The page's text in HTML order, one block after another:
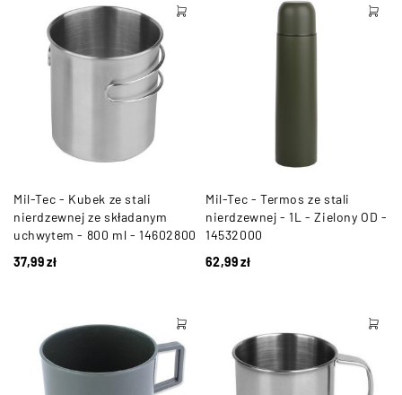
Mil-Tec - Kubek ze stali
nierdzewnej ze składanym
uchwytem - 800 ml - 14602800
37,99zł
Mil-Tec - Termos ze stali
nierdzewnej - 1L - Zielony OD -
14532000
62,99zł